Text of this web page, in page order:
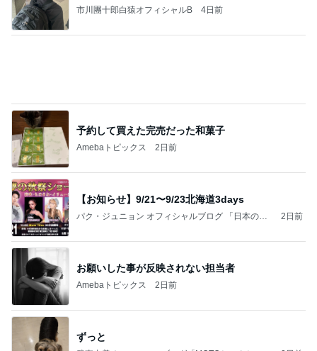
市川團十郎白猿オフィシャルB 4日前
予約して買えた完売だった和菓子
Amebaトピックス 2日前
【お知らせ】9/21〜9/23北海道3days
パク・ジュニョン オフィシャルブログ 「日本の
2日前
お願いした事が反映されない担当者
Amebaトピックス 2日前
ずっと